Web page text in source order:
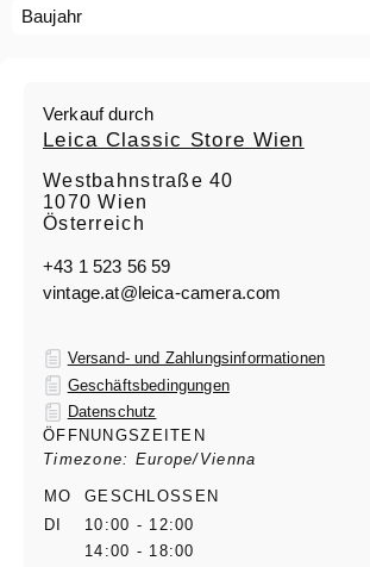
Baujahr
Verkauf durch
Leica Classic Store Wien
Westbahnstraße 40
1070 Wien
Österreich
+43 1 523 56 59
vintage.at@leica-camera.com
Versand- und Zahlungsinformationen
Geschäftsbedingungen
Datenschutz
ÖFFNUNGSZEITEN
Timezone: Europe/Vienna
MO
GESCHLOSSEN
DI
10:00 - 12:00
14:00 - 18:00